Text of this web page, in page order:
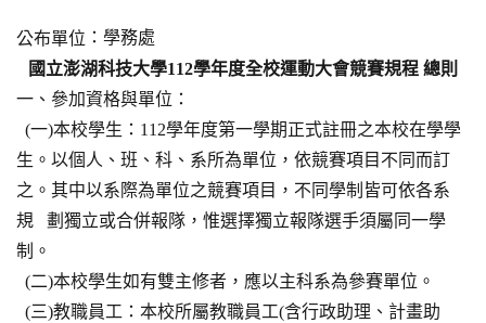
公布單位 ：學務處
國立澎湖科技大學112學年度全校運動大會競賽規程 總則
一、參加資格與單位：
(一)本校學生：112學年度第一學期正式註冊之本校在學學
生。以個人、班、科、系所為單位，依競賽項目不同而訂
之。其中以系際為單位之競賽項目，不同學制皆可依各系
規 劃獨立或合併報隊，惟選擇獨立報隊選手須屬同一學
制。
(二)本校學生如有雙主修者，應以主科系為參賽單位。
(三)教職員工：本校所屬教職員工(含行政助理、計畫助